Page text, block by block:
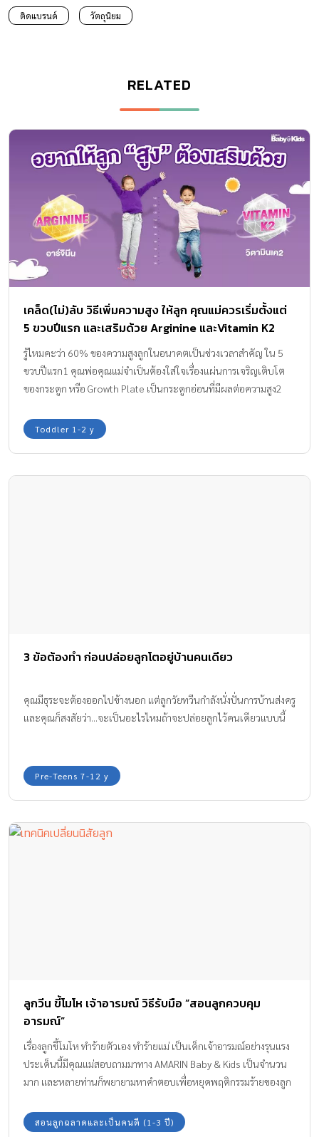
ติดแบรนด์ วัตถุนิยม
RELATED
เคล็ด(ไม่)ลับ วิธีเพิ่มความสูง ให้ลูก คุณแม่ควรเริ่มตั้งแต่
5 ขวบปีแรก และเสริมด้วย Arginine และVitamin K2
รู้ไหมคะว่า 60% ของความสูงลูกในอนาคตเป็นช่วงเวลาสำคัญ ใน 5
ขวบปีแรก1 คุณพ่อคุณแม่จำเป็นต้องใส่ใจเรื่องแผ่นการเจริญเติบโต
ของกระดูก หรือ Growth Plate เป็นกระดูกอ่อนที่มีผลต่อความสูง2
Toddler 1-2 y
3 ข้อต้องทำ ก่อนปล่อยลูกโตอยู่บ้านคนเดียว
คุณมีธุระจะต้องออกไปข้างนอก แต่ลูกวัยทวีนกำลังนั่งปั่นการบ้านส่งครู
และคุณก็สงสัยว่า...จะเป็นอะไรไหมถ้าจะปล่อยลูกไว้คนเดียวแบบนี้
Pre-Teens 7-12 y
ลูกวีน ขี้โมโห เจ้าอารมณ์ วิธีรับมือ “สอนลูกควบคุม
อารมณ์”
เรื่องลูกขี้โมโห ทำร้ายตัวเอง ทำร้ายแม่ เป็นเด็กเจ้าอารมณ์อย่างรุนแรง
ประเด็นนี้มีคุณแม่สอบถามมาทาง AMARIN Baby & Kids เป็นจำนวน
มาก และหลายท่านก็พยายามหาคำตอบเพื่อหยุดพฤติกรรมร้ายของลูก
สอนลูกฉลาดและเป็นคนดี (1-3 ปี)